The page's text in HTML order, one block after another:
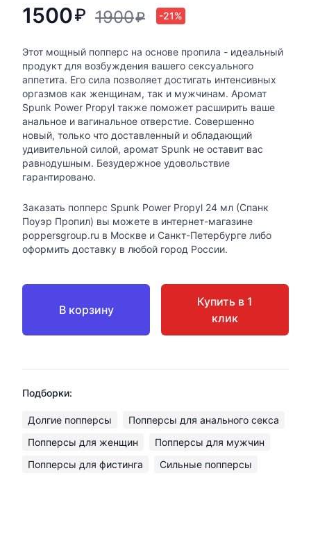
1500₽ 1900₽ -21%
Этот мощный попперс на основе пропила - идеальный
продукт для возбуждения вашего сексуального
аппетита. Его сила позволяет достигать интенсивных
оргазмов как женщинам, так и мужчинам. Аромат
Spunk Power Propyl также поможет расширить ваше
анальное и вагинальное отверстие. Совершенно
новый, только что доставленный и обладающий
удивительной силой, аромат Spunk не оставит вас
равнодушным. Безудержное удовольствие
гарантировано.
Заказать попперс Spunk Power Propyl 24 мл (Спанк
Поуэр Пропил) вы можете в интернет-магазине
poppersgroup.ru в Москве и Санкт-Петербурге либо
оформить доставку в любой город России.
В корзину
Купить в 1
клик
Подборки:
Долгие попперсы
Попперсы для анального секса
Попперсы для женщин
Попперсы для мужчин
Попперсы для фистинга
Сильные попперсы